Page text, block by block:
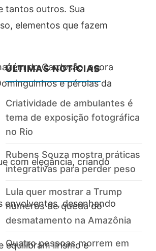
tantos outros. Sua
elementos que fazem
do Cardosão, agora
e pérolas da
com elegância, criando
envolventes, desenhando
equilibram lirismo e
ÚLTIMAS NOTÍCIAS
Criatividade de ambulantes é
tema de exposição fotográfica
no Rio
Rubens Souza mostra práticas
integrativas para perder peso
Lula quer mostrar a Trump
números de queda do
desmatamento na Amazônia
Quatro pessoas morrem em